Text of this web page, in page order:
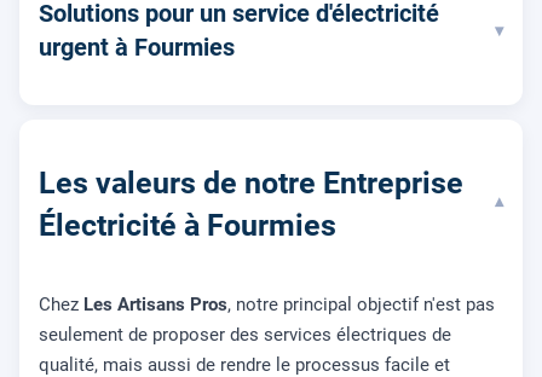
Solutions pour un service d'électricité
urgent à Fourmies
▾
Les valeurs de notre Entreprise
Électricité à Fourmies
▾
Chez Les Artisans Pros, notre principal objectif n'est pas
seulement de proposer des services électriques de
qualité, mais aussi de rendre le processus facile et